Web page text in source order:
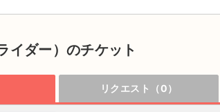
イダー）のチケット
リクエスト（0）